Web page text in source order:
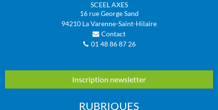
SCEEL AXES
16 rue George Sand
94210 La Varenne-Saint-Hilaire
Contact
01 48 86 87 26
Inscription newsletter
RUBRIQUES